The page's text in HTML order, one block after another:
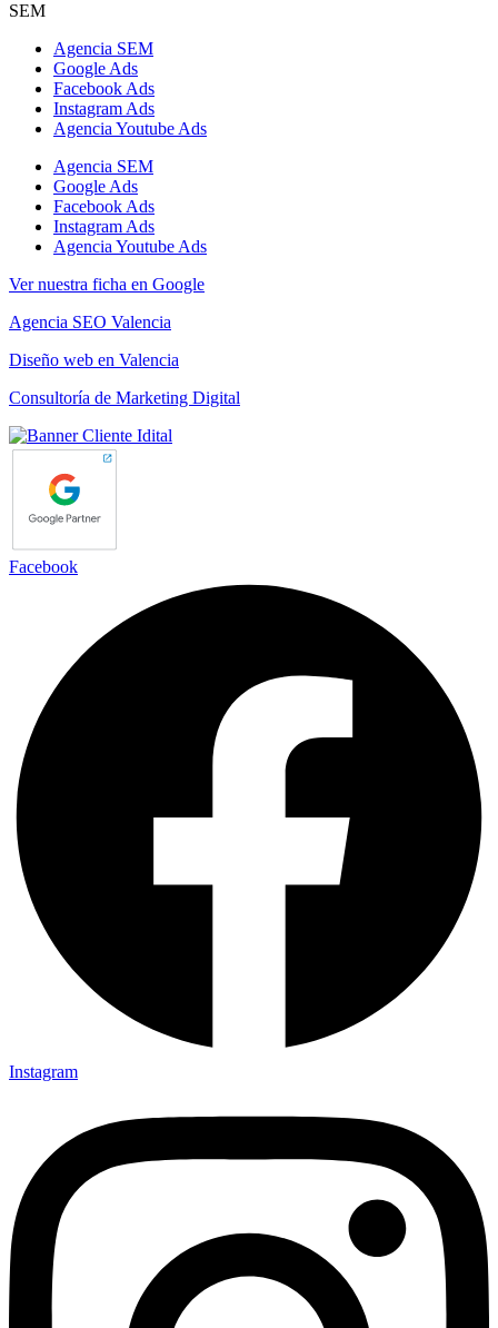
SEM
Agencia SEM
Google Ads
Facebook Ads
Instagram Ads
Agencia Youtube Ads
Agencia SEM
Google Ads
Facebook Ads
Instagram Ads
Agencia Youtube Ads
Ver nuestra ficha en Google
Agencia SEO Valencia
Diseño web en Valencia
Consultoría de Marketing Digital
Facebook
Instagram